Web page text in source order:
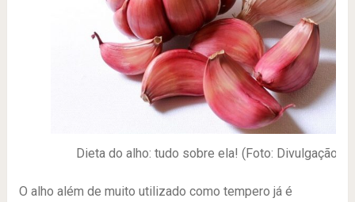
Dieta do alho: tudo sobre ela! (Foto: Divulgação)
O alho além de muito utilizado como tempero já é